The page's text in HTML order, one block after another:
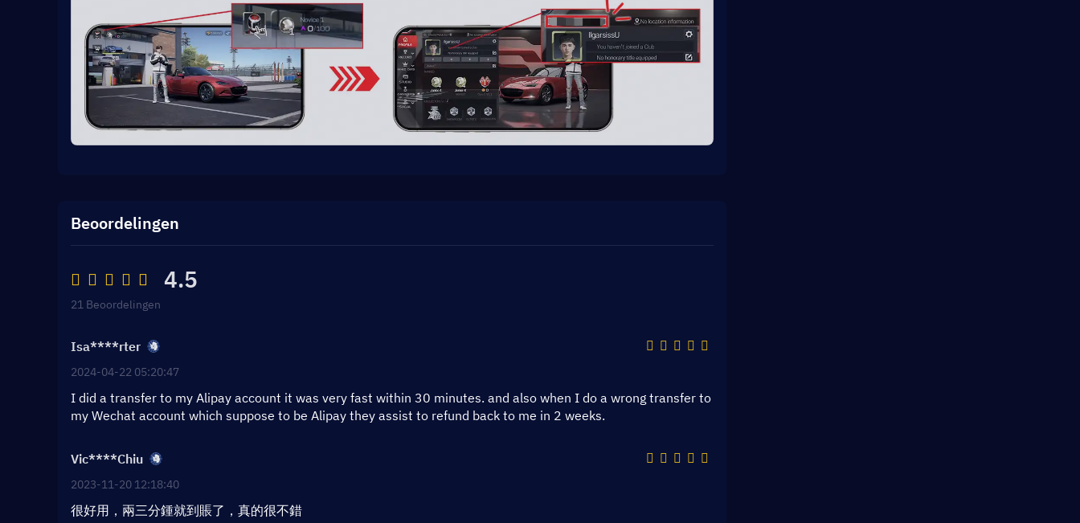
Beoordelingen
4.5
21 Beoordelingen
Isa****rter
2024-04-22 05:20:47
I did a transfer to my Alipay account it was very fast within 30 minutes. and also when I do a wrong transfer to
my Wechat account which suppose to be Alipay they assist to refund back to me in 2 weeks.
Vic****Chiu
2023-11-20 12:18:40
很好用，兩三分鍾就到賬了，真的很不錯